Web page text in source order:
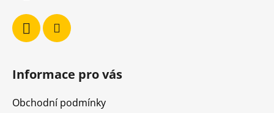
Informace pro vás
Obchodní podmínky